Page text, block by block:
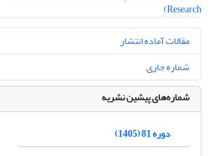
مقالات آماده انتشار
شماره جاری
شماره‌های پیشین نشریه
دوره 81 (1405)